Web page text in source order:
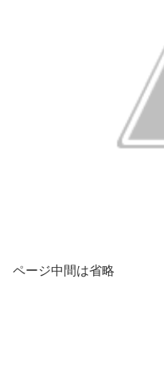
ページ中間は省略